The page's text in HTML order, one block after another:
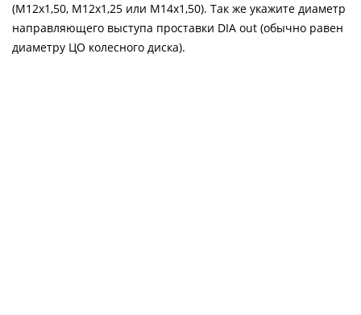
(М12х1,50, М12х1,25 или М14х1,50). Так же укажите диаметр
направляющего выступа проставки DIA out (обычно равен
диаметру ЦО колесного диска).